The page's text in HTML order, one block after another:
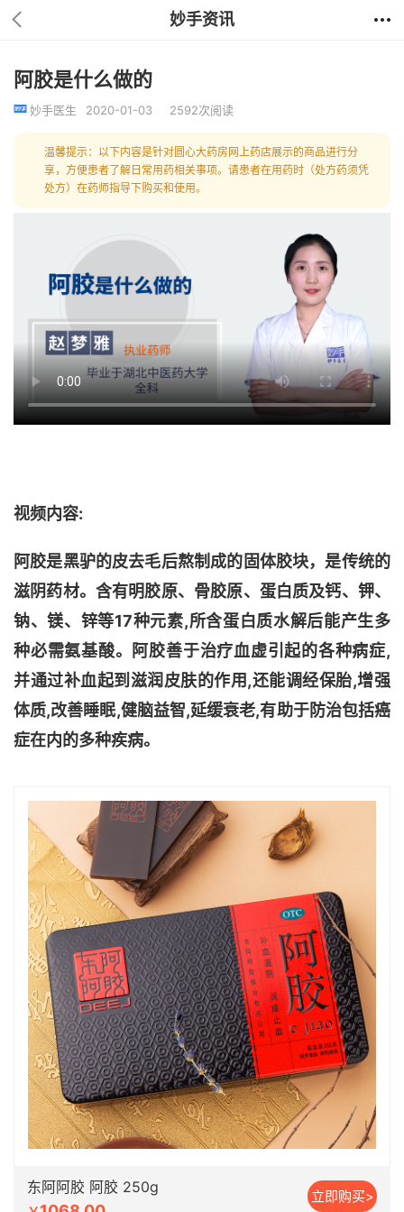
妙手资讯
阿胶是什么做的
妙手医生 2020-01-03 2592次阅读
温馨提示：以下内容是针对圆心大药房网上药店展示的商品进行分
享，方便患者了解日常用药相关事项。请患者在用药时（处方药须凭
处方）在药师指导下购买和使用。
视频内容:
阿胶是黑驴的皮去毛后熬制成的固体胶块，是传统的
滋阴药材。含有明胶原、骨胶原、蛋白质及钙、钾、
钠、镁、锌等17种元素,所含蛋白质水解后能产生多
种必需氨基酸。阿胶善于治疗血虚引起的各种病症,
并通过补血起到滋润皮肤的作用,还能调经保胎,增强
体质,改善睡眠,健脑益智,延缓衰老,有助于防治包括癌
症在内的多种疾病。
东阿阿胶 阿胶 250g
立即购买>